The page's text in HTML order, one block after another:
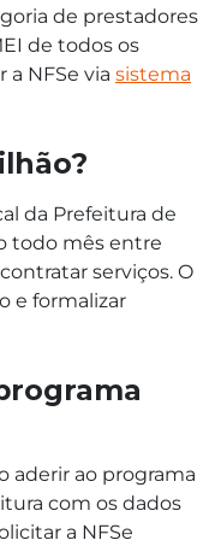
de prestadores
de todos os
NFSe via sistema
da Prefeitura de
todo mês entre
serviços. O
e formalizar
aderir ao programa
com os dados
a NFSe